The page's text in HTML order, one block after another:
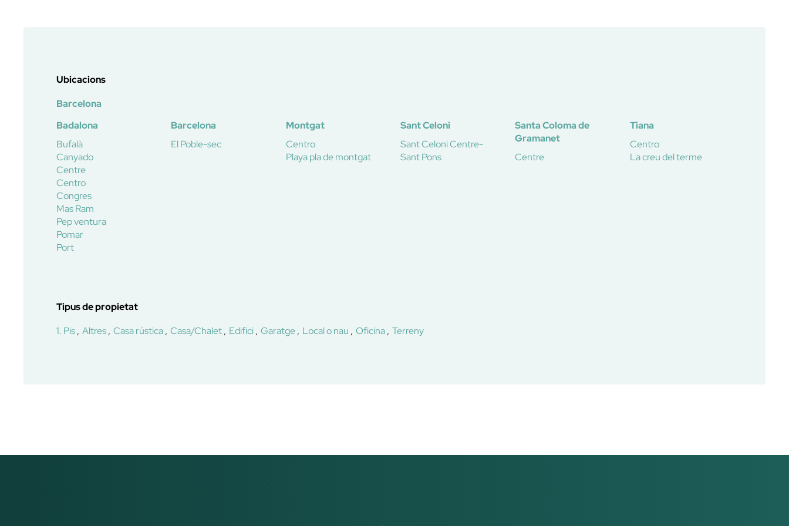
Ubicacions
Barcelona
Badalona
Bufalà
Canyado
Centre
Centro
Congres
Mas Ram
Pep ventura
Pomar
Port
Barcelona
El Poble-sec
Montgat
Centro
Playa pla de montgat
Sant Celoni
Sant Celoni Centre-
Sant Pons
Santa Coloma de
Gramanet
Centre
Tiana
Centro
La creu del terme
Tipus de propietat
1. Pis Altres Casa rústica Casa/Chalet Edifici Garatge Local o nau Oficina Terreny